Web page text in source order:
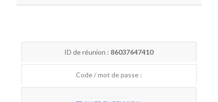
ID de réunion : 86037647410
Code / mot de passe :